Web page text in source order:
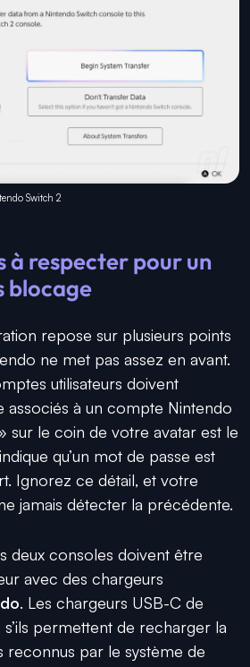
Switch 2
à respecter pour un
blocage
repose sur plusieurs points
ne met pas assez en avant.
utilisateurs doivent
associés à un compte Nintendo
sur le coin de votre avatar est le
qu’un mot de passe est
Ignorez ce détail, et votre
jamais détecter la précédente.
deux consoles doivent être
avec des chargeurs
. Les chargeurs USB-C de
permettent de recharger la
reconnus par le système de